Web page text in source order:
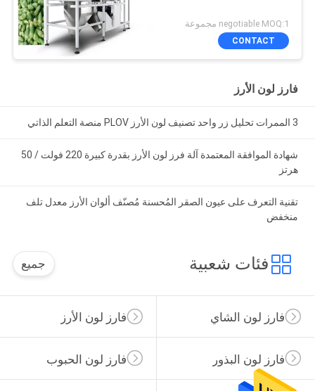
negotiable MOQ:1 مجموعة
CONTACT
فارز لون الأرز
3 الممرات تحليل زر واحد تصنيف لون الأرز PLOV منصة التعلم الذاتي
شهادة الموافقة المعتمدة آلة فرز لون الأرز بقدرة كبيرة 220 فولت / 50
هرتز
تقنية التعرف على عيون الصقر المُحسنة مُصنّف ألوان الأرز معدل تلف
منخفض
فئات شعبية جميع
فارز لون الأرز فارز لون الشاي
فارز لون الحبوب فارز لون البذور